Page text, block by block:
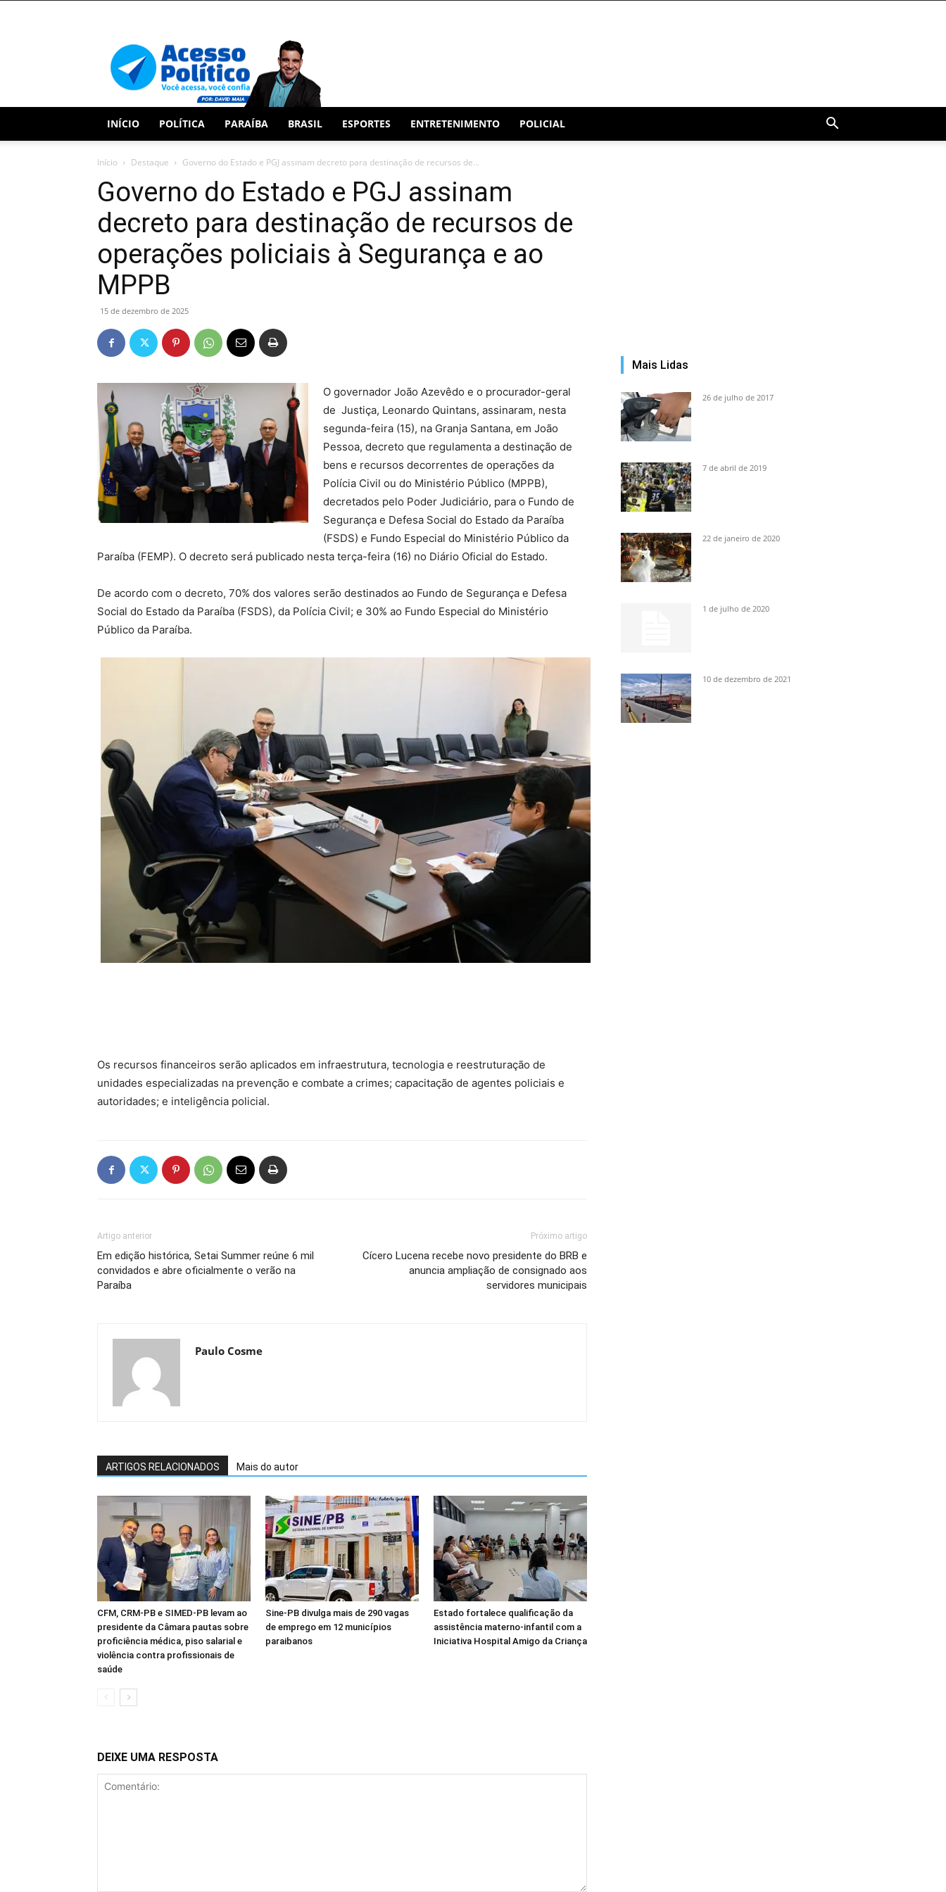
INÍCIO POLÍTICA PARAÍBA BRASIL ESPORTES ENTRETENIMENTO POLICIAL
Início Destaque Governo do Estado e PGJ assinam decreto para destinação de recursos de...
Governo do Estado e PGJ assinam
decreto para destinação de recursos de
operações policiais à Segurança e ao
MPPB
15 de dezembro de 2025
O governador João Azevêdo e o procurador-geral
de Justiça, Leonardo Quintans, assinaram, nesta
segunda-feira (15), na Granja Santana, em João
Pessoa, decreto que regulamenta a destinação de
bens e recursos decorrentes de operações da
Polícia Civil ou do Ministério Público (MPPB),
decretados pelo Poder Judiciário, para o Fundo de
Segurança e Defesa Social do Estado da Paraíba
(FSDS) e Fundo Especial do Ministério Público da
Paraíba (FEMP). O decreto será publicado nesta terça-feira (16) no Diário Oficial do Estado.
De acordo com o decreto, 70% dos valores serão destinados ao Fundo de Segurança e Defesa
Social do Estado da Paraíba (FSDS), da Polícia Civil; e 30% ao Fundo Especial do Ministério
Público da Paraíba.
Os recursos financeiros serão aplicados em infraestrutura, tecnologia e reestruturação de
unidades especializadas na prevenção e combate a crimes; capacitação de agentes policiais e
autoridades; e inteligência policial.
Artigo anterior
Em edição histórica, Setai Summer reúne 6 mil
convidados e abre oficialmente o verão na
Paraíba
Próximo artigo
Cícero Lucena recebe novo presidente do BRB e
anuncia ampliação de consignado aos
servidores municipais
Paulo Cosme
ARTIGOS RELACIONADOS Mais do autor
CFM, CRM-PB e SIMED-PB levam ao
presidente da Câmara pautas sobre
proficiência médica, piso salarial e
violência contra profissionais de
saúde
Sine-PB divulga mais de 290 vagas
de emprego em 12 municípios
paraibanos
Estado fortalece qualificação da
assistência materno-infantil com a
Iniciativa Hospital Amigo da Criança
DEIXE UMA RESPOSTA
Mais Lidas
26 de julho de 2017
7 de abril de 2019
22 de janeiro de 2020
1 de julho de 2020
10 de dezembro de 2021